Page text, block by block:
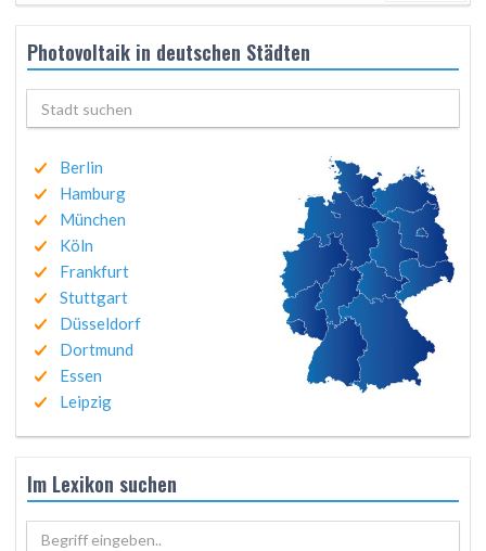
Photovoltaik in deutschen Städten
Berlin
Hamburg
München
Köln
Frankfurt
Stuttgart
Düsseldorf
Dortmund
Essen
Leipzig
Im Lexikon suchen
Begriff eingeben..